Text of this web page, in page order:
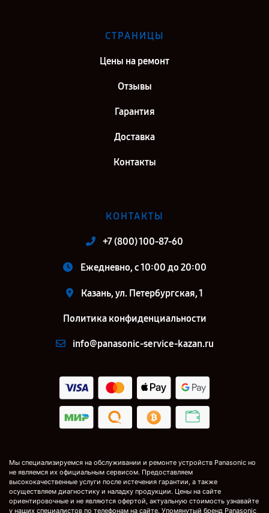
СТРАНИЦЫ
Цены на ремонт
Отзывы
Гарантия
Доставка
Контакты
КОНТАКТЫ
+7 (800) 100-87-60
Ежедневно, с 10:00 до 20:00
Казань, ул. Петербургская, 1
Политика конфиденциальности
info@panasonic-service-kazan.ru
Мы специализируемся на обслуживании и ремонте устройств Panasonic но
не являемся их официальным сервисом. Предоставляем
высококачественные услуги после истечения гарантии, а также
осуществляем диагностику и наладку продукции. Цены на сайте
ориентировочные и не являются офертой, актуальную стоимость узнавайте
у наших специалистов по телефонам на сайте. Упомянутый бренд Panasonic